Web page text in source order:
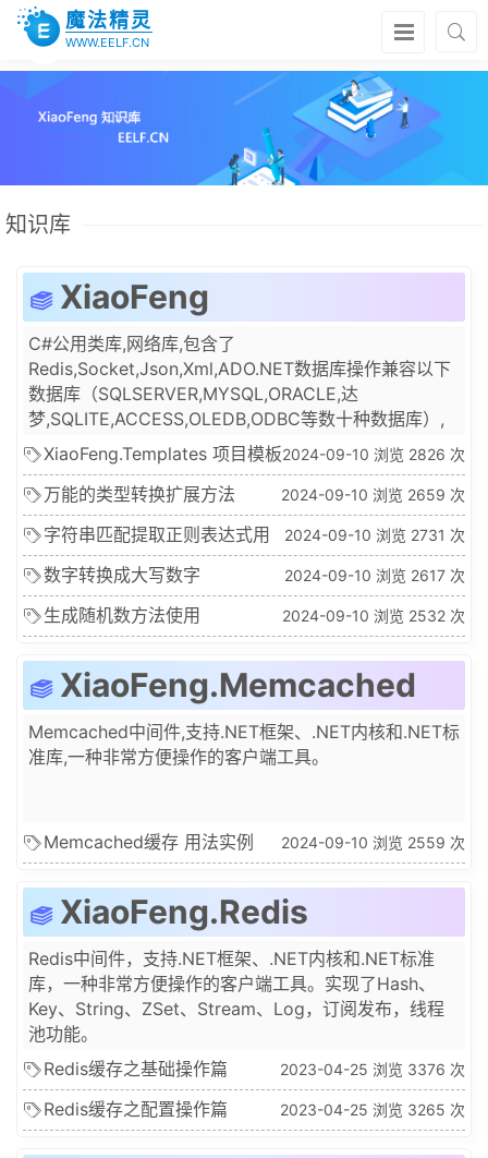
魔法精灵
WWW.EELF.CN
知识库
XiaoFeng
C#公用类库,网络库,包含了
Redis,Socket,Json,Xml,ADO.NET数据库操作兼容以下
数据库（SQLSERVER,MYSQL,ORACLE,达
梦,SQLITE,ACCESS,OLEDB,ODBC等数十种数据库）,
正则表达式,QueryableX(ORM)和EF无缝对接,FTP,网络
日志,调度,IO操作,加密算法
(AES,DES,DES3,MD5,RSA,RC4,SHA等常用加密算法),
超级好用的配置管理器,应用池,类型转换等功能。
XiaoFeng.Templates 项目模板2024-09-10 浏览 2826 次
万能的类型转换扩展方法
ToCast()
2024-09-10 浏览 2659 次
字符串匹配提取正则表达式用
法
2024-09-10 浏览 2731 次
数字转换成大写数字
ToChineseNumber和
2024-09-10 浏览 2617 次
生成随机数方法使用 2024-09-10 浏览 2532 次
XiaoFeng.Memcached
Memcached中间件,支持.NET框架、.NET内核和.NET标
准库,一种非常方便操作的客户端工具。
Memcached缓存 用法实例 2024-09-10 浏览 2559 次
XiaoFeng.Redis
Redis中间件，支持.NET框架、.NET内核和.NET标准
库，一种非常方便操作的客户端工具。实现了Hash、
Key、String、ZSet、Stream、Log，订阅发布，线程
池功能。
Redis缓存之基础操作篇
2023-04-25 浏览 3376 次
Redis缓存之配置操作篇 2023-04-25 浏览 3265 次